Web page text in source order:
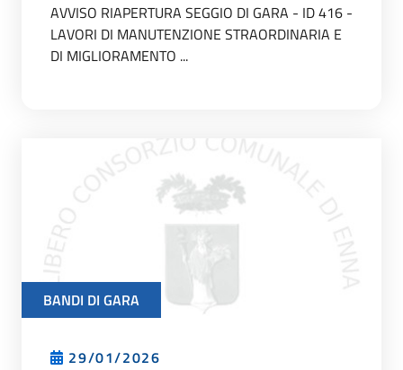
AVVISO RIAPERTURA SEGGIO DI GARA - ID 416 -
LAVORI DI MANUTENZIONE STRAORDINARIA E
DI MIGLIORAMENTO ...
BANDI DI GARA
29/01/2026